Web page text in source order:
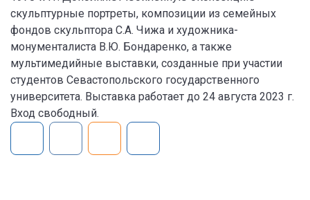
скульптурные портреты, композиции из семейных
фондов скульптора С.А. Чижа и художника-
монументалиста В.Ю. Бондаренко, а также
мультимедийные выставки, созданные при участии
студентов Севастопольского государственного
университета. Выставка работает до 24 августа 2023 г.
Вход свободный.